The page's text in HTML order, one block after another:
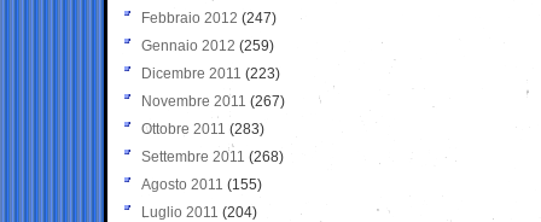
Febbraio 2012 (247)
Gennaio 2012 (259)
Dicembre 2011 (223)
Novembre 2011 (267)
Ottobre 2011 (283)
Settembre 2011 (268)
Agosto 2011 (155)
Luglio 2011 (204)